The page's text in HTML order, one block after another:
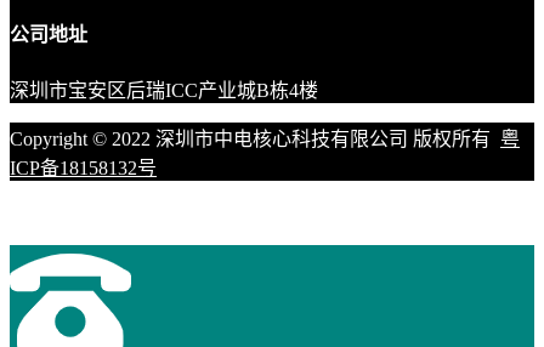
公司地址
深圳市宝安区后瑞ICC产业城B栋4楼
Copyright © 2022 深圳市中电核心科技有限公司 版权所有 粤
ICP备18158132号